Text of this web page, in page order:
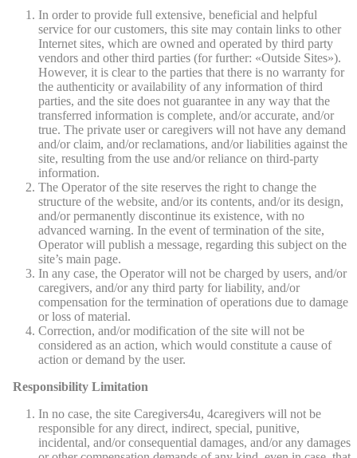
In order to provide full extensive, beneficial and helpful
service for our customers, this site may contain links to other
Internet sites, which are owned and operated by third party
vendors and other third parties (for further: «Outside Sites»).
However, it is clear to the parties that there is no warranty for
the authenticity or availability of any information of third
parties, and the site does not guarantee in any way that the
transferred information is complete, and/or accurate, and/or
true. The private user or caregivers will not have any demand
and/or claim, and/or reclamations, and/or liabilities against the
site, resulting from the use and/or reliance on third-party
information.
The Operator of the site reserves the right to change the
structure of the website, and/or its contents, and/or its design,
and/or permanently discontinue its existence, with no
advanced warning. In the event of termination of the site,
Operator will publish a message, regarding this subject on the
site’s main page.
In any case, the Operator will not be charged by users, and/or
caregivers, and/or any third party for liability, and/or
compensation for the termination of operations due to damage
or loss of material.
Correction, and/or modification of the site will not be
considered as an action, which would constitute a cause of
action or demand by the user.
Responsibility Limitation
In no case, the site Caregivers4u, 4caregivers will not be
responsible for any direct, indirect, special, punitive,
incidental, and/or consequential damages, and/or any damages